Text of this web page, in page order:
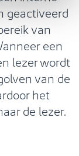
geactiveerd
van
een
lezer wordt
van de
het
de lezer.